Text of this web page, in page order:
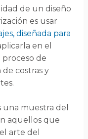
de un diseño
es usar
diseñada para
en el
proceso de
costras y
una muestra del
aquellos que
arte del